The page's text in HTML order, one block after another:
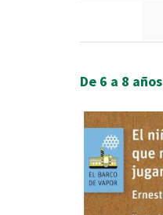
De 6 a 8 años